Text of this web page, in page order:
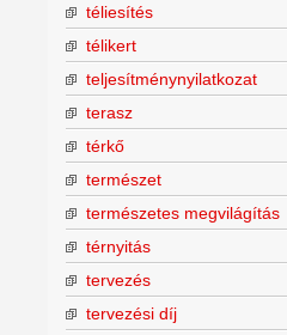
téliesítés
télikert
teljesítménynyilatkozat
terasz
térkő
természet
természetes megvilágítás
térnyitás
tervezés
tervezési díj